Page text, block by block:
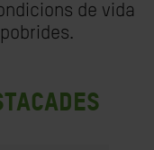
de vida